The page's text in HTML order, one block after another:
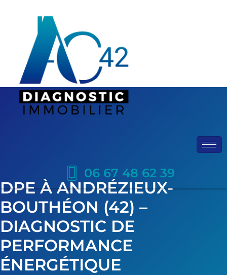
06 67 48 62 39
DPE À ANDRÉZIEUX-
BOUTHÉON (42) –
DIAGNOSTIC DE
PERFORMANCE
ÉNERGÉTIQUE